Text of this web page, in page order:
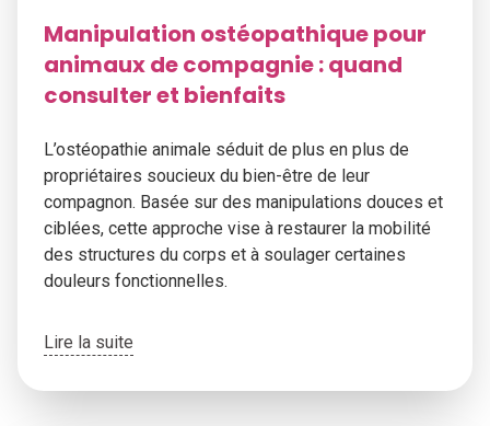
Manipulation ostéopathique pour
animaux de compagnie : quand
consulter et bienfaits
L’ostéopathie animale séduit de plus en plus de
propriétaires soucieux du bien-être de leur
compagnon. Basée sur des manipulations douces et
ciblées, cette approche vise à restaurer la mobilité
des structures du corps et à soulager certaines
douleurs fonctionnelles.
Lire la suite